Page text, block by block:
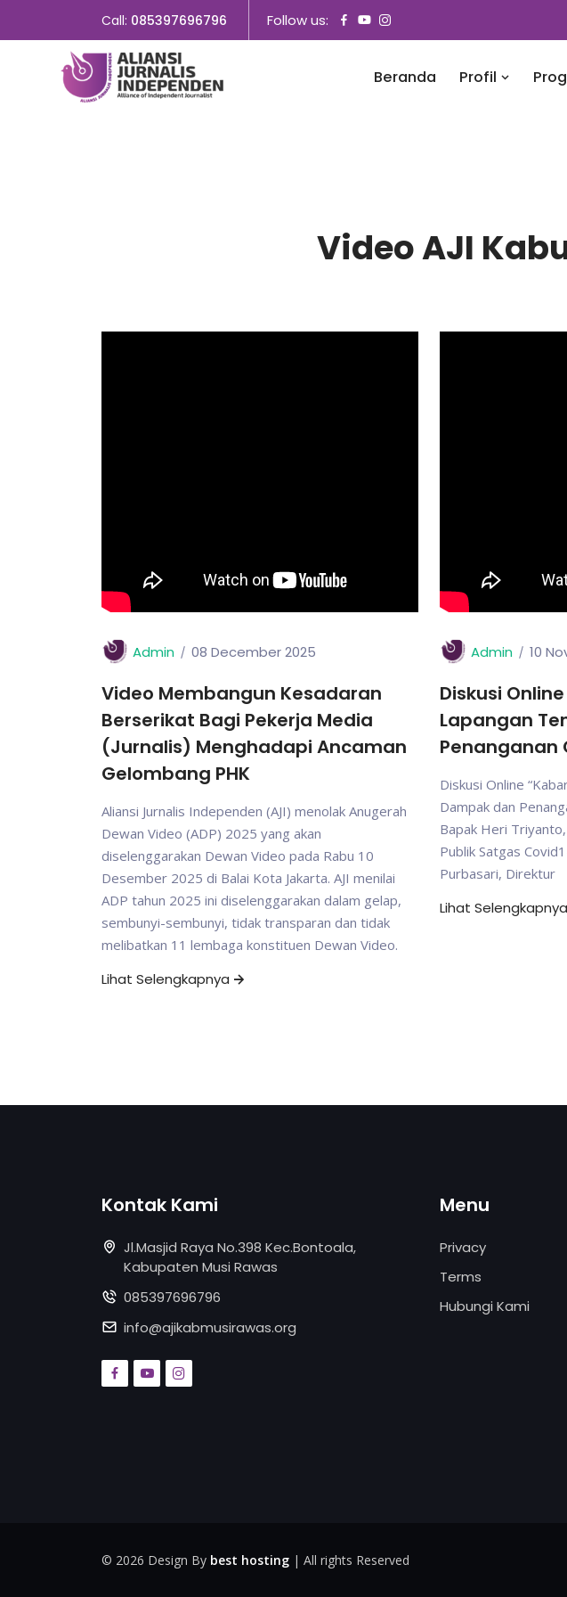
Call: 085397696796 Follow us:
Beranda Profil
Video AJI
Admin 08 December 2025
Video Membangun Kesadaran
Berserikat Bagi Pekerja Media
(Jurnalis) Menghadapi Ancaman
Gelombang PHK
Aliansi Jurnalis Independen (AJI) menolak Anugerah
Dewan Video (ADP) 2025 yang akan
diselenggarakan Dewan Video pada Rabu 10
Desember 2025 di Balai Kota Jakarta. AJI menilai
ADP tahun 2025 ini diselenggarakan dalam gelap,
sembunyi-sembunyi, tidak transparan dan tidak
melibatkan 11 lembaga konstituen Dewan Video.
Lihat Selengkapnya
Admin 10
Diskusi
Lapangan
Penanganan
Diskusi Online
Dampak dan
Bapak Heri
Publik Satgas
Purbasari, Direktur
Lihat Selengkapnya
Kontak Kami
Jl.Masjid Raya No.398 Kec.Bontoala,
Kabupaten Musi Rawas
085397696796
info@ajikabmusirawas.org
Menu
Privacy
Terms
Hubungi Kami
© 2026 Design By best hosting | All rights Reserved